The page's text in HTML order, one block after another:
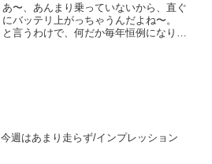
あ〜、あんまり乗っていないから、直ぐ
にバッテリ上がっちゃうんだよね〜。
と言うわけで、何だか毎年恒例になりつ
今週はあまり走らず/インプレッション